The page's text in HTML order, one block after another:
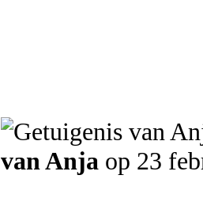
van Anja op 23